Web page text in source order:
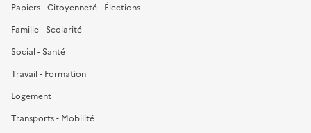
Papiers - Citoyenneté - Élections
Famille - Scolarité
Social - Santé
Travail - Formation
Logement
Transports - Mobilité